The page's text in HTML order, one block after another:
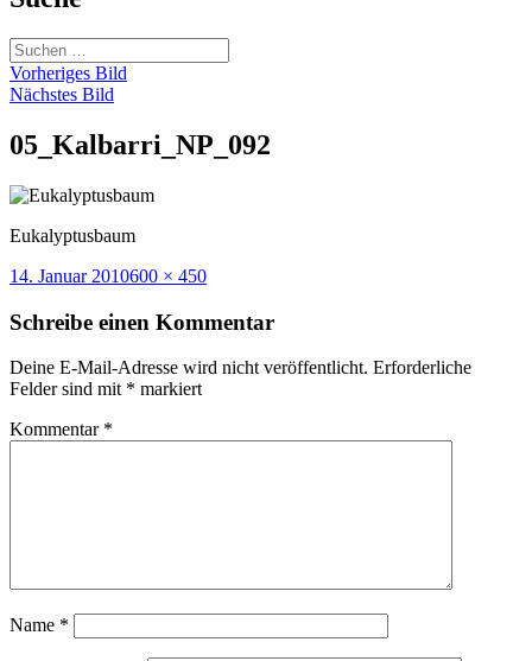
Suchen
nach:
Vorheriges Bild
Nächstes Bild
05_Kalbarri_NP_092
Eukalyptusbaum
Veröffentlicht
14. Januar 2010Volle
600 × 450
Schreibe einen Kommentar
Deine E-Mail-Adresse wird nicht veröffentlicht. Erforderliche
Felder sind mit * markiert
Kommentar *
Name *